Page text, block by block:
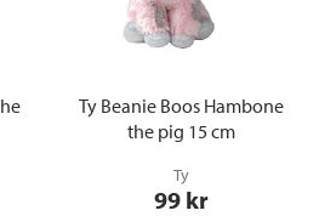
Ty Beanie Boos Hambone
the pig 15 cm
Ty
99 kr